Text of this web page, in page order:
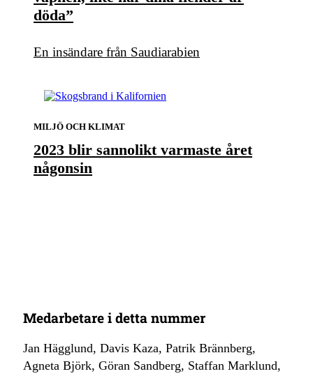
döda”
En insändare från Saudiarabien
MILJÖ OCH KLIMAT
2023 blir sannolikt varmaste året
någonsin
Medarbetare i detta nummer
Jan Hägglund, Davis Kaza, Patrik Brännberg,
Agneta Björk, Göran Sandberg, Staffan Marklund,